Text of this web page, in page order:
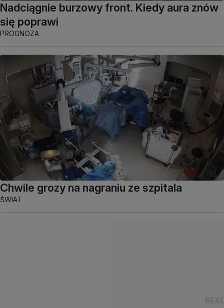
Nadciągnie burzowy front. Kiedy aura znów
się poprawi
PROGNOZA
Chwile grozy na nagraniu ze szpitala
ŚWIAT